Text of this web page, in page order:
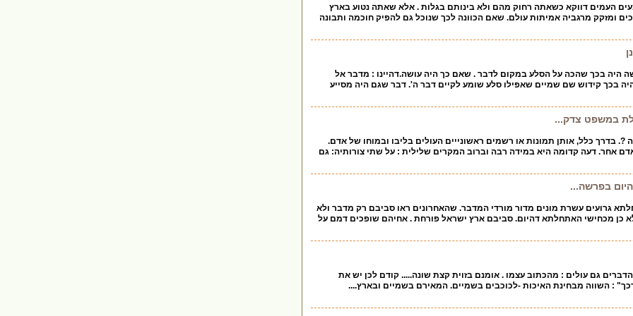
העמים דווקא כשאתה רחוק מהם ולא בינותם בגלות . אלא שאתה נטוע בארץ
ומזקק מרגביה אמיתות עולם. שאם הכוונה לכך שנוכל גם להפיק חוכמה ותבונה
היה בכך שהכה על הסלע במקום לדבר . שאם כך היה עושה.דהיינו : מדבר אל
בכך קידוש שם שמיים שאפילו סלע שומע לקיים דבר ה'. דבר שגם היה מסייע
במשפט צדק...
בדרך כלל, אותן תמונות או רשמים ראשונייים העולים בליבו ובמוחו של אדם.
אחר. דעה קדומה היא במידה רבה וברוב המקרים שלילית : על שתי צורותיה: גם
בפרשה...
גרועים עשרת מונים מדור מורדי המדבר. שהאחרונים ראו סביבם רק מדבר ולא
כן מכחישי האתחלתא דהיום. סביבם ארץ ישראל פורחת . אחיהם שופכים דמם על
גם עולים : מהכתוב עצמו . אומנם בזוית קצת שונה..... קודם לכן יש את
: השווה מבחינת האיכות -לכוכבים בשמיים. המאירם בשמיים ובארץ....